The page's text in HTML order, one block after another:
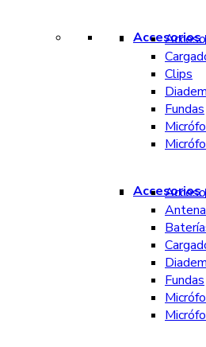
Accesorios
Clips
Fundas
Accesorios
Fundas